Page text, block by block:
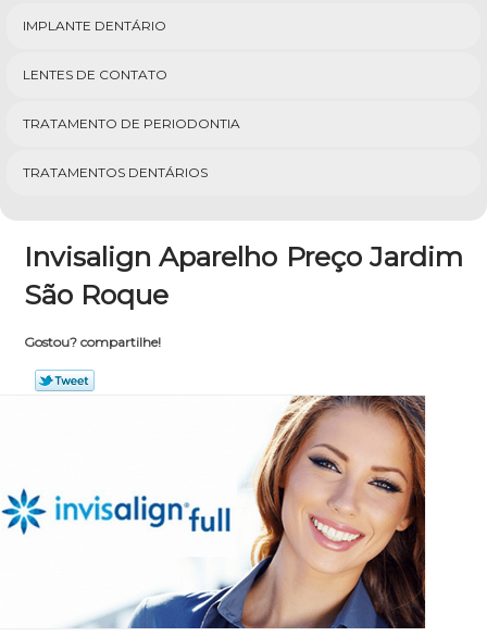
IMPLANTE DENTÁRIO
LENTES DE CONTATO
TRATAMENTO DE PERIODONTIA
TRATAMENTOS DENTÁRIOS
Invisalign Aparelho Preço Jardim
São Roque
Gostou? compartilhe!